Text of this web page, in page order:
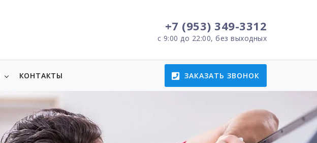
+7 (953) 349-3312
с 9:00 до 22:00, без выходных
КОНТАКТЫ ЗАКАЗАТЬ ЗВОНОК